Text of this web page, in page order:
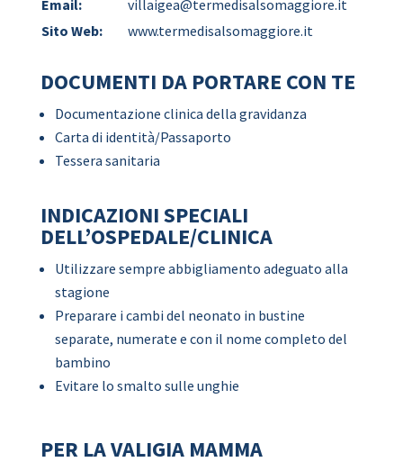
Email:
villaigea@termedisalsomaggiore.it
Sito Web:
www.termedisalsomaggiore.it
DOCUMENTI DA PORTARE CON TE
Documentazione clinica della gravidanza
Carta di identità/Passaporto
Tessera sanitaria
INDICAZIONI SPECIALI
DELL’OSPEDALE/CLINICA
Utilizzare sempre abbigliamento adeguato alla
stagione
Preparare i cambi del neonato in bustine
separate, numerate e con il nome completo del
bambino
Evitare lo smalto sulle unghie
PER LA VALIGIA MAMMA